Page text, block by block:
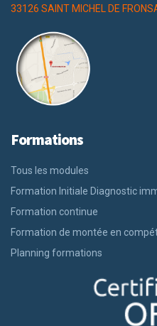
33126 SAINT MICHEL DE
Formations
Tous les modules
Formation Initiale Diagnostic
Formation continue
Formation de montée en
Planning formations